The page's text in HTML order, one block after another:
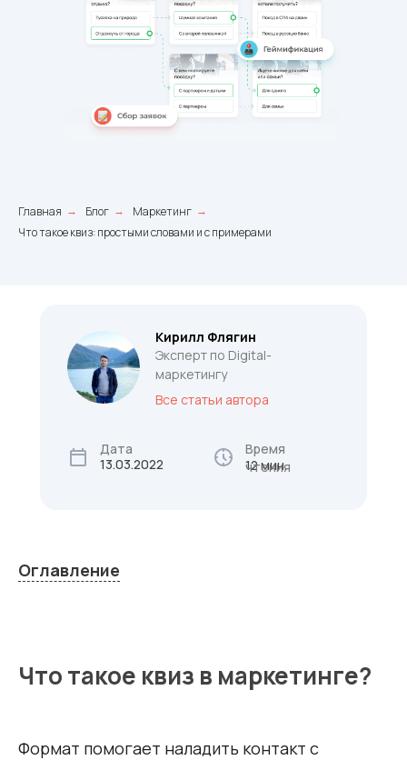
Главная → Блог → Маркетинг →
Что такое квиз: простыми словами и с примерами
13.03.2022
Дата
12 мин.
Время
чтения
Кирилл Флягин
Эксперт по Digital-
маркетингу
Все статьи автора
Оглавление
Что такое квиз в маркетинге?
Формат помогает наладить контакт с